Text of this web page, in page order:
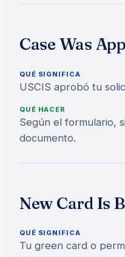
Case Was
QUÉ SIGNIFICA
USCIS aprobó tu
QUÉ HACER
Según el formulario,
documento.
New Card Is
QUÉ SIGNIFICA
Tu green card o